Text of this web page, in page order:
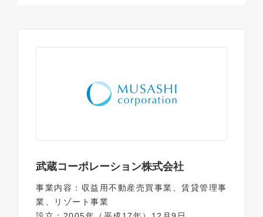
武蔵コーポレーション株式会社
事業内容：収益用不動産売買事業、賃貸管理事
業、リゾート事業